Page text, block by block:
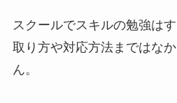
スクールでスキルの勉強は
取り方や対応方法まではな
ん。